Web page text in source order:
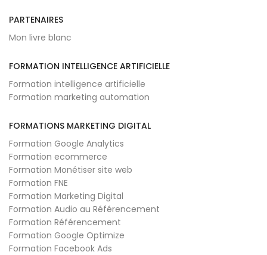
PARTENAIRES
Mon livre blanc
FORMATION INTELLIGENCE ARTIFICIELLE
Formation intelligence artificielle
Formation marketing automation
FORMATIONS MARKETING DIGITAL
Formation Google Analytics
Formation ecommerce
Formation Monétiser site web
Formation FNE
Formation Marketing Digital
Formation Audio au Référencement
Formation Référencement
Formation Google Optimize
Formation Facebook Ads